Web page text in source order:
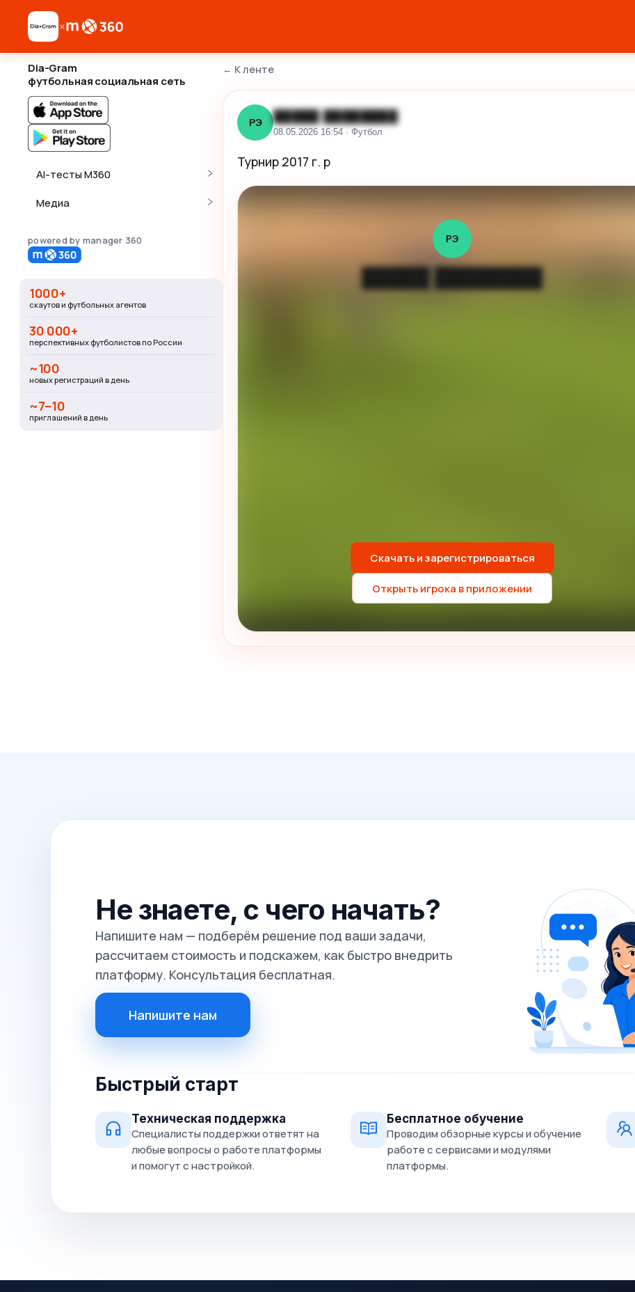
×
Dia-Gram
футбольная социальная сеть
AI-тесты M360
Медиа
powered by manager 360
1000+
скаутов и футбольных агентов
30 000+
перспективных футболистов по России
~100
новых регистраций в день
~7–10
приглашений в день
← К ленте
РЭ █████ ████████
08.05.2026 16:54 · Футбол
Турнир 2017 г. р
РЭ
Скачать и зарегистрироваться
Открыть игрока в приложении
Не знаете, с чего начать?
Напишите нам — подберём решение под ваши задачи,
рассчитаем стоимость и подскажем, как быстро внедрить
платформу. Консультация бесплатная.
Напишите нам
Быстрый старт
Техническая поддержка
Специалисты поддержки ответят на
любые вопросы о работе платформы
и помогут с настройкой.
Бесплатное обучение
Проводим обзорные курсы и обучение
работе с сервисами и модулями
платформы.